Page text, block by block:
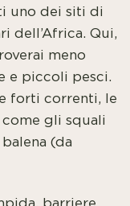
uno dei siti di
dell’Africa. Qui,
meno
e piccoli pesci.
forti correnti, le
gli squali
(da
barriere